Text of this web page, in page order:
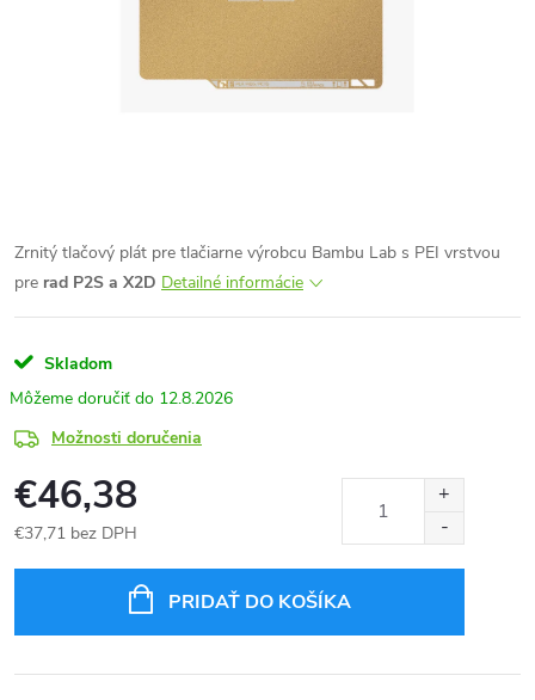
Zrnitý tlačový plát pre tlačiarne výrobcu Bambu Lab s PEI vrstvou
pre rad P2S a X2D Detailné informácie
Skladom
12.8.2026
Možnosti doručenia
€46,38
€37,71 bez DPH
PRIDAŤ DO KOŠÍKA